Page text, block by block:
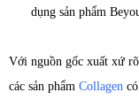
dụng sản phẩm
Với nguồn gốc xuất xứ
các sản phẩm Collagen